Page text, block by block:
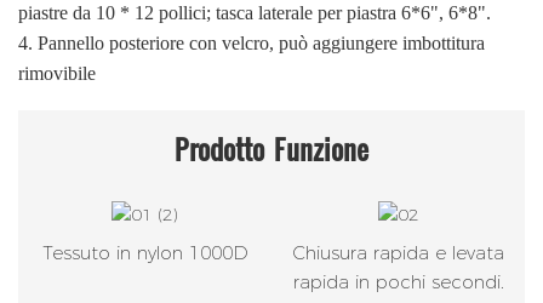
piastre da 10 * 12 pollici; tasca laterale per piastra 6*6", 6*8".
4. Pannello posteriore con velcro, può aggiungere imbottitura
rimovibile
Prodotto Funzione
Tessuto in nylon 1000D
Chiusura rapida e levata
rapida in pochi secondi.